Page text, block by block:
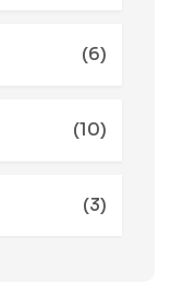
(6)
(10)
(3)